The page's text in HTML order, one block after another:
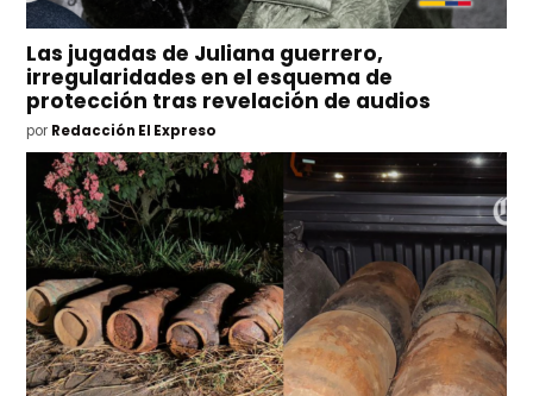
Las jugadas de Juliana guerrero,
irregularidades en el esquema de
protección tras revelación de audios
por Redacción El Expreso